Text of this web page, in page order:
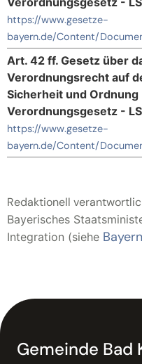
https://www.gesetze-
bayern.de/Content/
Art. 42 ff. Gesetz über
Verordnungsrecht auf
Sicherheit und
Verordnungsgesetz -
https://www.gesetze-
bayern.de/Content/
Redaktionell
Bayerisches
Integration (siehe
Gemeinde Bad